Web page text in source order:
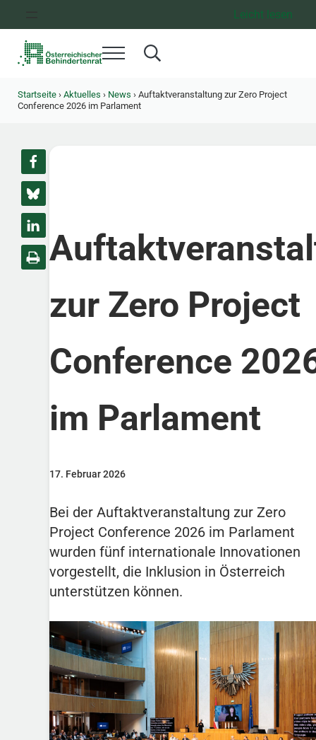
Leicht lesen
Menü Search...
Startseite › Aktuelles › News ›Auftaktveranstaltung zur Zero Project
Conference 2026 im Parlament
zur Zero Project
Conference
im Parlament
17. Februar 2026
Bei der Auftaktveranstaltung zur Zero
Project Conference 2026 im Parlament
wurden fünf internationale Innovationen
vorgestellt, die Inklusion in Österreich
unterstützen können.